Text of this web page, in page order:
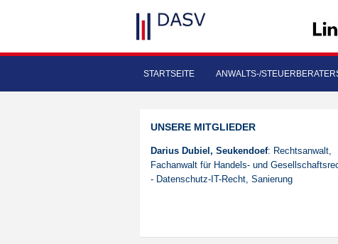
STARTSEITE ANWALTS-/
UNSERE MITGLIEDER
Darius Dubiel, Seukendoef: Rechtsanwalt,
Fachanwalt für Handels- und
- Datenschutz-IT-Recht, Sanierung